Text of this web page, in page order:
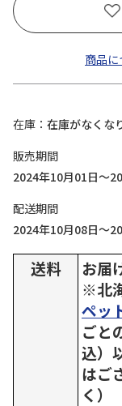
商品
在庫
在庫がなくな
販売期間
2024年10月01日～
配送期間
2024年10月08日～
送料
お届
※北
ペッ
ごと
込）
はご
く）